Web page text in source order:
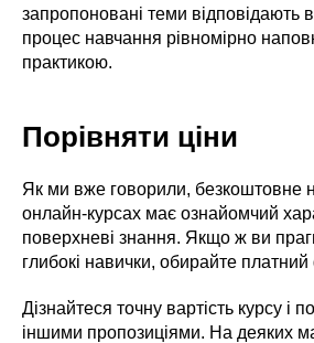
запропоновані теми
процес навчання рівномірно
практикою.
Порівняти ціни
Як ми вже говорили, безкоштовне
онлайн-курсах має ознайомчий
поверхневі знання. Якщо ж ви
глибокі навички, обирайте
Дізнайтеся точну вартість курсу і
іншими пропозиціями. На деяких